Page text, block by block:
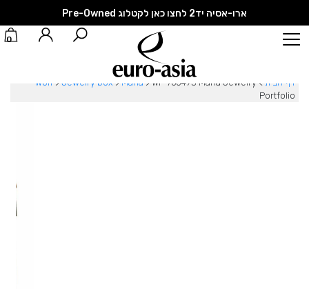
ארו-אסיה יד2 לחצו כאן לקטלוג Pre-Owned
0
דף הבית >
Wolf > Jewelry box > Maria > WF-766493 Maria Jewelry
Portfolio